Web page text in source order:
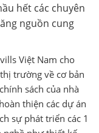
hết các chuyên
nguồn cung
Việt Nam cho
trường về cơ bản
sách của nhà
thiện các dự án
sự phát triển các 1